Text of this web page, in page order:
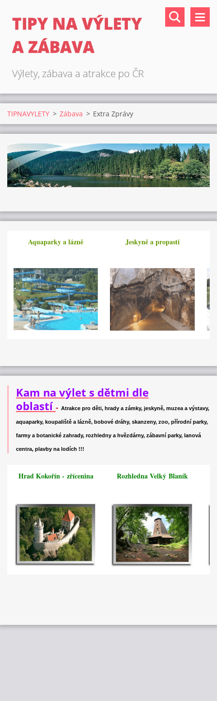
TIPY NA VÝLETY
A ZÁBAVA
Výlety, zábava a atrakce po ČR
TIPNAVYLETY > Zábava > Extra Zprávy
Aquaparky a lázně Jeskyně a propasti
Kam na výlet s dětmi dle
oblastí - Atrakce pro děti, hrady a zámky, jeskyně, muzea a výstavy,
aquaparky, koupaliště a lázně, bobové dráhy, skanzeny, zoo, přírodní parky,
farmy a botanické zahrady, rozhledny a hvězdárny, zábavní parky, lanová
centra, plavby na lodích !!!
Hrad Kokořín - zřícenina Rozhledna Velký Blaník